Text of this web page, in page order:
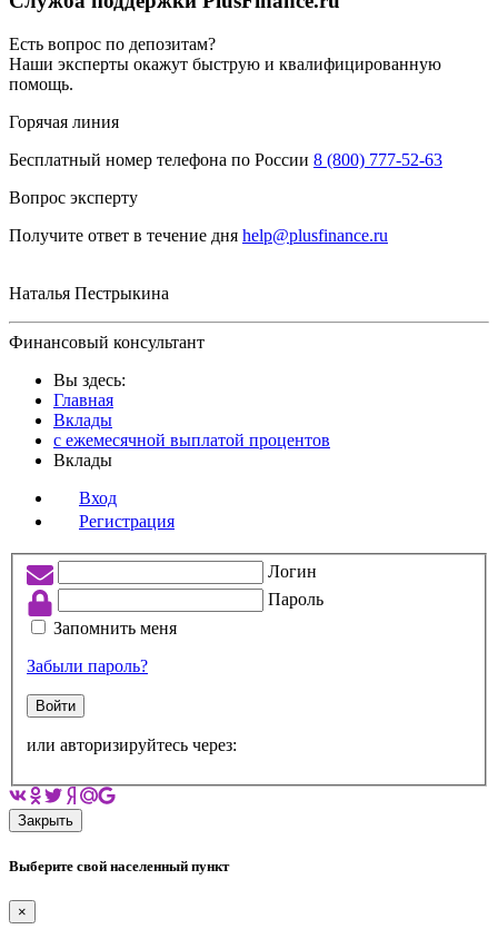
Есть вопрос по депозитам?
Наши эксперты окажут быструю и квалифицированную
помощь.
Горячая линия
Бесплатный номер телефона по России 8 (800) 777-52-63
Вопрос эксперту
Получите ответ в течение дня help@plusfinance.ru
Наталья Пестрыкина
Финансовый консультант
Вы здесь:
Главная
Вклады
с ежемесячной выплатой процентов
Вклады
Вход
Регистрация
Логин
Пароль
Запомнить меня
Забыли пароль?
Войти
или авторизируйтесь через:
Закрыть
Выберите свой населенный пункт
×